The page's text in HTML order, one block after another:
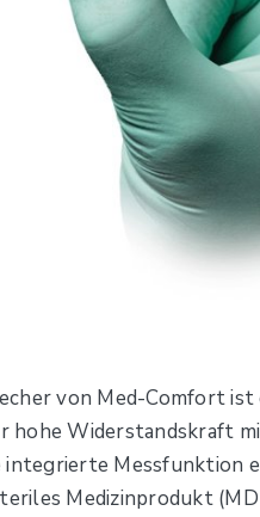
von Med-Comfort
hohe Widerstandskraft
integrierte Messfunktion
Medizinprodukt